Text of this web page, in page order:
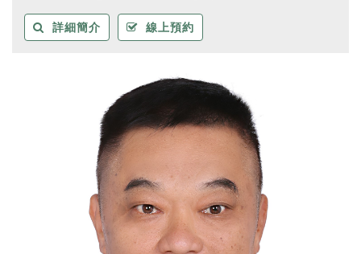
詳細簡介 線上預約